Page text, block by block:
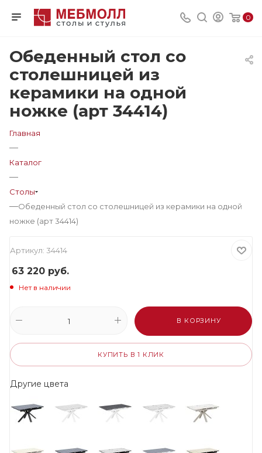
0
Обеденный стол со
столешницей из
керамики на одной
ножке (арт 34414)
Главная
—
Каталог
—
Столы
—Обеденный стол со столешницей из керамики на одной
ножке (арт 34414)
Артикул: 34414
63 220 руб.
Нет в наличии
В КОРЗИНУ
КУПИТЬ В 1 КЛИК
Другие цвета